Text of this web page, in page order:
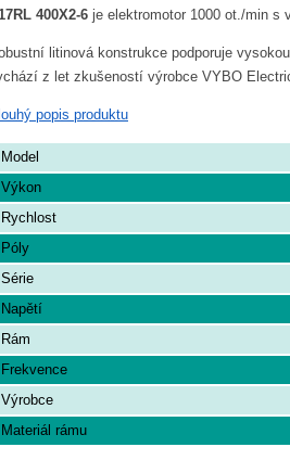
400X2-6 je elektromotor 1000 ot./min s
litinová konstrukce podporuje
z let zkušeností výrobce VYBO
popis produktu
Model
Výkon
Rychlost
Póly
Série
Napětí
Rám
Frekvence
Výrobce
Materiál rámu